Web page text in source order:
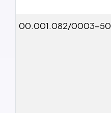
00.001.082/0003-50